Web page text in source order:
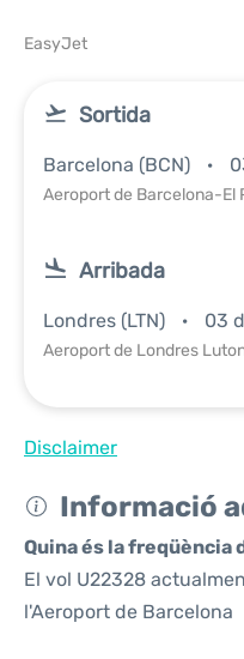
EasyJet
Sortida
Barcelona (BCN)
Aeroport de Barcelona-El
Arribada
Londres (LTN) 03
Aeroport de Londres
Disclaimer
Informació
Quina és la freqüència
El vol U22328
l'Aeroport de Barcelona